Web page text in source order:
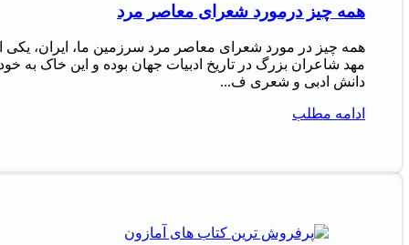
همه چیز درمورد شعرای معاصر مرد
همه چیز در مورد شعرای معاصر مرد سرزمین ما، ایران، یکی
مهد شاعران بزرگ در تاریخ ادبیات جهان بوده و این خاک به
دانش ادبی و شعری ف...
ادامه مطلب